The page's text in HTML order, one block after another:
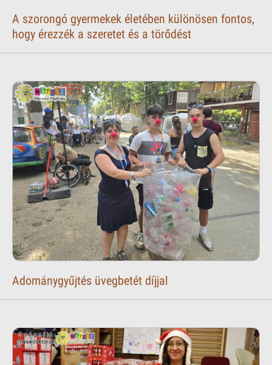
A szorongó gyermekek életében különösen fontos,
hogy érezzék a szeretet és a törődést
Adománygyűjtés üvegbetét díjjal